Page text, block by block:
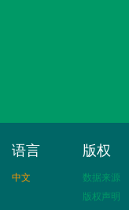
语言
中文
版权
数据来源
版权声明